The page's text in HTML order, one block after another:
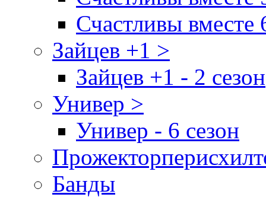
Счастливы вместе
Зайцев +1 >
Зайцев +1 - 2 сезон
Универ >
Универ - 6 сезон
Банды